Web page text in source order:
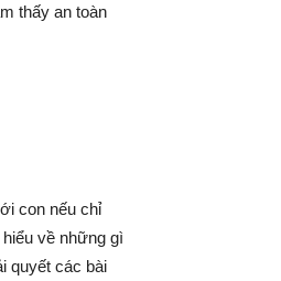
thấy an toàn
con nếu chỉ
về những gì
quyết các bài